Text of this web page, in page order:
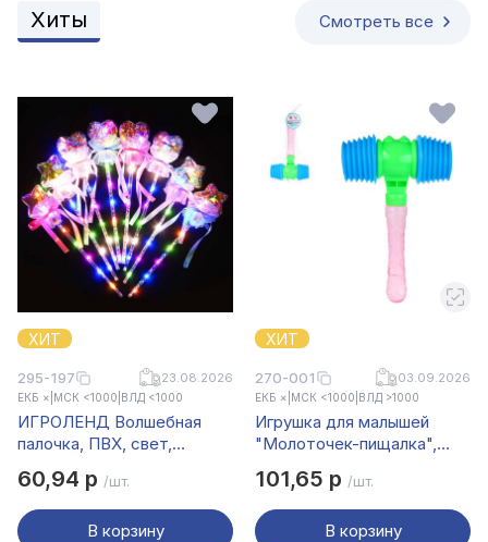
Хиты Смотреть все
ХИТ
295-197 23.08.2026
ЕКБ × МСК <1000 ВЛД <1000
ИГРОЛЕНД Волшебная
палочка, ПВХ, свет,
60,94 р /шт.
В корзину
ХИТ
270-001 03.09.2026
ЕКБ × МСК <1000 ВЛД >1000
Игрушка для малышей
"Молоточек-пищалка",
PP, PVC
101,65 р /шт.
В корзину